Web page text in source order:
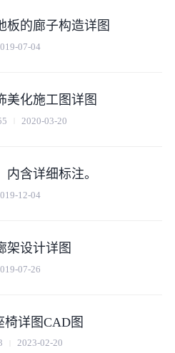
板的廊子构造详图
07-04
美化施工图详图
2020-03-20
内含详细标注。
12-04
架设计详图
07-26
椅详图CAD图
2023-02-20